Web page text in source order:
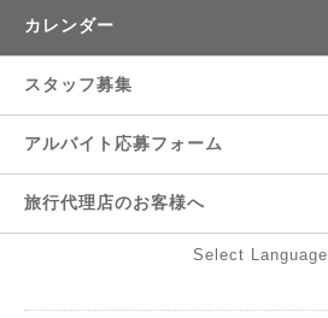
カレンダー
スタッフ募集
アルバイト応募フォーム
旅行代理店のお客様へ
Select Language